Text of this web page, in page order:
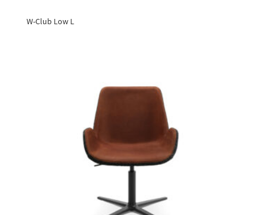
W-Club Low L